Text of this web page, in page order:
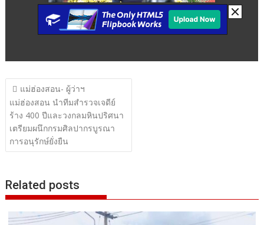
แนะแนว
เรื่อง
แม่ฮ่องสอน- ผู้ว่าฯ
แม่ฮ่องสอน นำทีมสำรวจเจดีย์
ร้าง 400 ปีและวงกลมหินปริศนา
เตรียมผนึกกรมศิลปากรบูรณา
การอนุรักษ์ยั่งยืน
Related posts